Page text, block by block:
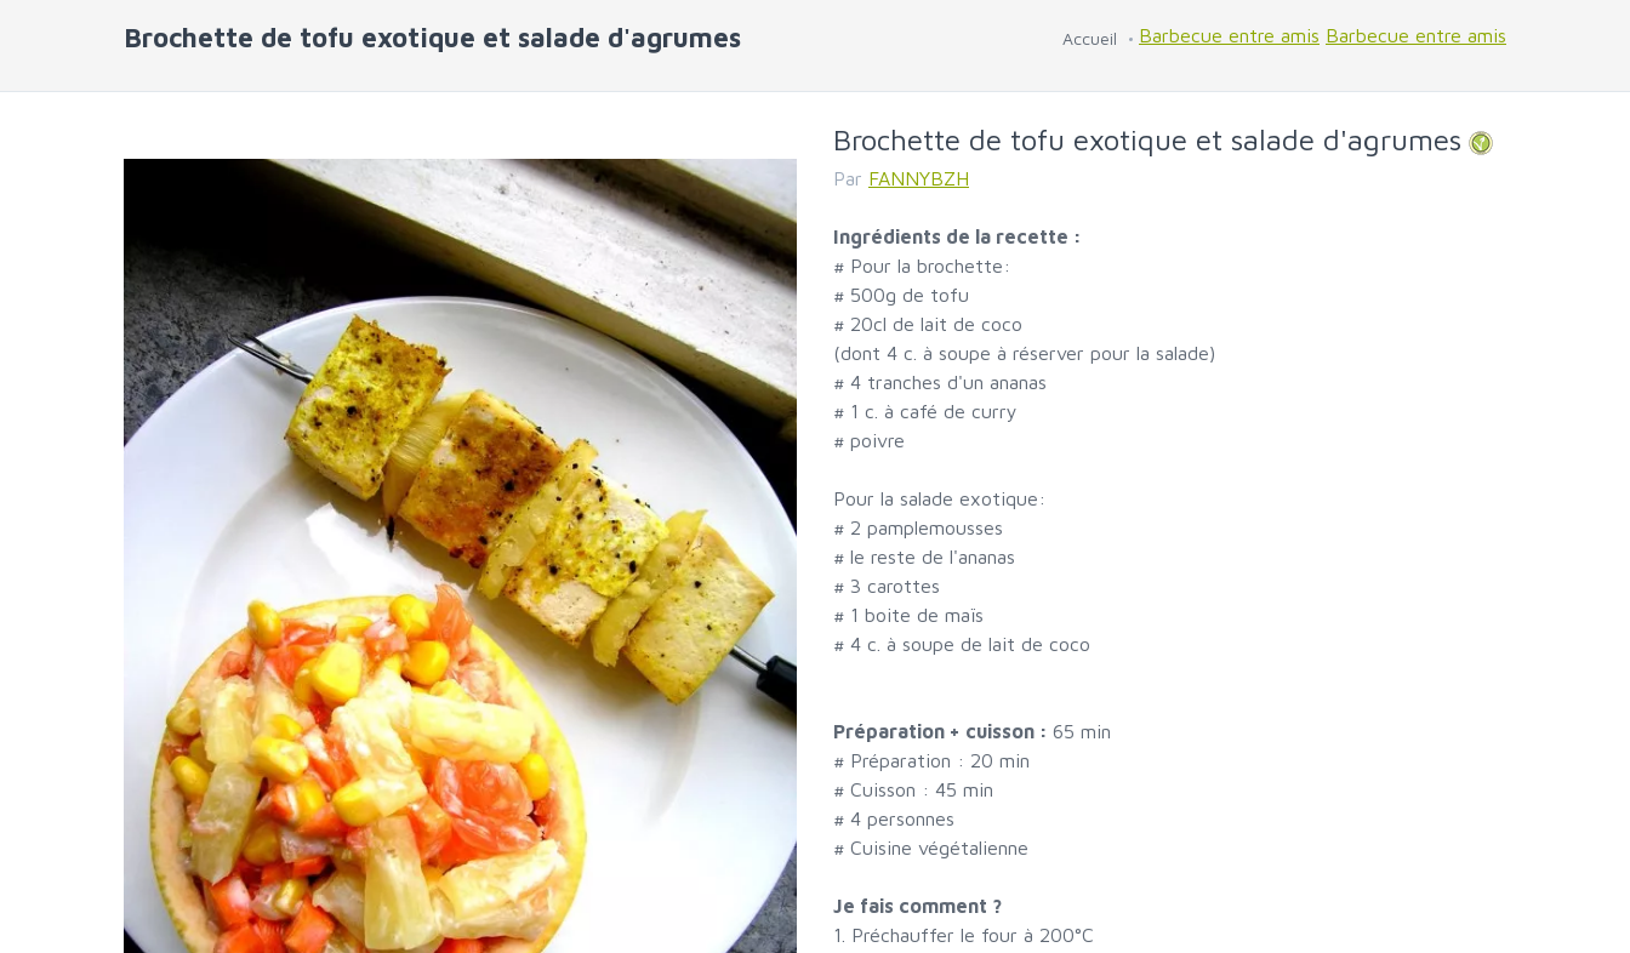
Brochette de tofu exotique et salade d'agrumes Accueil Barbecue entre amis Barbecue entre amis
Brochette de tofu exotique et salade d'agrumes
Par FANNYBZH
Ingrédients de la recette :
# Pour la brochette:
# 500g de tofu
# 20cl de lait de coco
(dont 4 c. à soupe à réserver pour la salade)
# 4 tranches d'un ananas
# 1 c. à café de curry
# poivre
Pour la salade exotique:
# 2 pamplemousses
# le reste de l'ananas
# 3 carottes
# 1 boite de maïs
# 4 c. à soupe de lait de coco
Préparation + cuisson : 65 min
# Préparation : 20 min
# Cuisson : 45 min
# 4 personnes
# Cuisine végétalienne
Je fais comment ?
1. Préchauffer le four à 200°C